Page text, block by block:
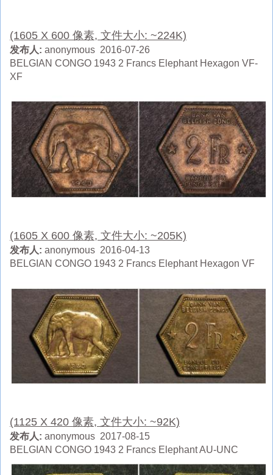
(1605 X 600 像素, 文件大小: ~224K)
发布人: anonymous 2016-07-26
BELGIAN CONGO 1943 2 Francs Elephant Hexagon VF-
XF
(1605 X 600 像素, 文件大小: ~205K)
发布人: anonymous 2016-04-13
BELGIAN CONGO 1943 2 Francs Elephant Hexagon VF
(1125 X 420 像素, 文件大小: ~92K)
发布人: anonymous 2017-08-15
BELGIAN CONGO 1943 2 Francs Elephant AU-UNC